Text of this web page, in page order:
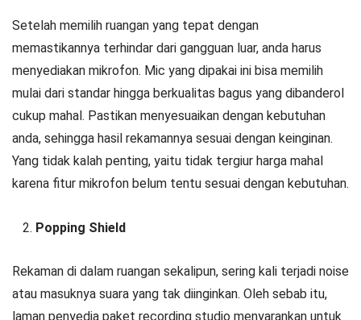
Setelah memilih ruangan yang tepat dengan
memastikannya terhindar dari gangguan luar, anda harus
menyediakan mikrofon. Mic yang dipakai ini bisa memilih
mulai dari standar hingga berkualitas bagus yang dibanderol
cukup mahal. Pastikan menyesuaikan dengan kebutuhan
anda, sehingga hasil rekamannya sesuai dengan keinginan.
Yang tidak kalah penting, yaitu tidak tergiur harga mahal
karena fitur mikrofon belum tentu sesuai dengan kebutuhan.
Popping Shield
Rekaman di dalam ruangan sekalipun, sering kali terjadi noise
atau masuknya suara yang tak diinginkan. Oleh sebab itu,
laman penyedia paket recording studio menyarankan untuk